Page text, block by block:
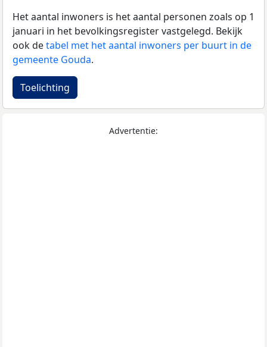
Het aantal inwoners is het aantal personen zoals op 1
januari in het bevolkingsregister vastgelegd. Bekijk
ook detabel met het aantal inwoners per buurt in de
gemeente Gouda.
Toelichting
Advertentie: